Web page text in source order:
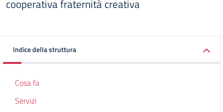
cooperativa fraternità creativa
Indice della struttura
Cosa fa
Servizi